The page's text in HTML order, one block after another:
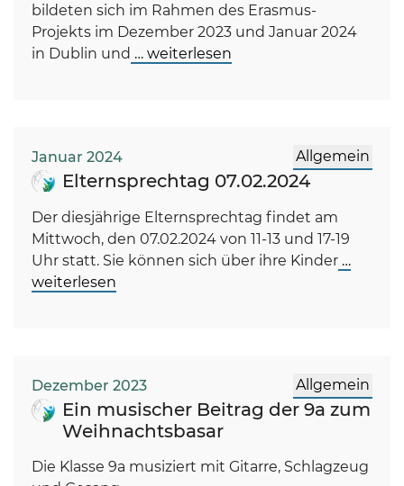
bildeten sich im Rahmen des Erasmus-
Projekts im Dezember 2023 und Januar 2024
in Dublin und … weiterlesen
Januar 2024 Allgemein
Elternsprechtag 07.02.2024
Der diesjährige Elternsprechtag findet am
Mittwoch, den 07.02.2024 von 11-13 und 17-19
Uhr statt. Sie können sich über ihre Kinder …
weiterlesen
Dezember 2023 Allgemein
Ein musischer Beitrag der 9a zum
Weihnachtsbasar
Die Klasse 9a musiziert mit Gitarre, Schlagzeug